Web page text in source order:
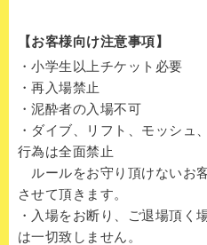
【お客様向け注意事項】
・小学生以上チケット必要
・再入場禁止
・泥酔者の入場不可
・ダイブ、リフト、モッシュ
行為は全面禁止
ルールをお守り頂けないお
させて頂きます。
・入場をお断り、ご退場頂く
は一切致しません。